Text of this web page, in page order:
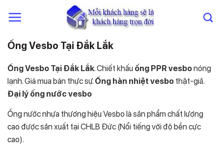
đến
dungỐng Vesbo Tại Đắk Lắk
Ống Vesbo Tại Đắk Lắk. Chiết khấu ống PPR vesbonóng
lạnh. Giá mua bán thực sự. Ống hàn nhiệt vesbo thật-giả.
Đại lý ống nước vesbo
Ống nước nhựa thương hiệu Vesbo là sản phẩm chất lượng
cao được sản xuất tại CHLB Đức (Nổi tiếng với độ bền cực
cao).